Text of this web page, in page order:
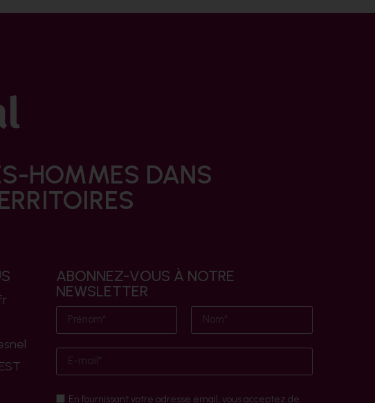
HOMMES DANS
ABONNEZ-VOUS À NOTRE
NEWSLETTER
En fournissant votre adresse email, vous acceptez de